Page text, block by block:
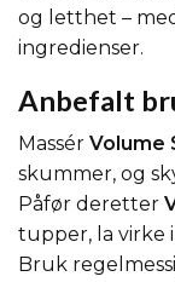
og letthet –
ingredienser.
Anbefalt
Massér Volume
skummer, og
Påfør deretter
tupper, la virke
Bruk